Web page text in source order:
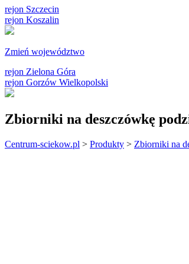
rejon Szczecin
rejon Koszalin
Zmień województwo
rejon Zielona Góra
rejon Gorzów Wielkopolski
Zbiorniki na deszczówkę
Centrum-sciekow.pl > Produkty > Zbiorniki na